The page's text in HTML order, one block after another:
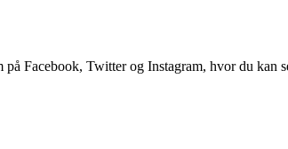
Facebook, Twitter og Instagram, hvor du kan